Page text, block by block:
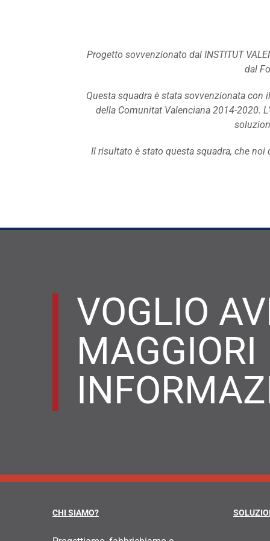
Progetto sovvenzionato dal INSTITUT
dal
Questa squadra è stata sovvenzionata con
della Comunitat Valenciana 2014-2020.
Il risultato è stato questa squadra, che noi
VOGLIO
MAGGIORI
CHI SIAMO?